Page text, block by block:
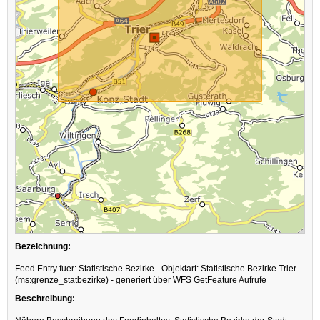
Bezeichnung:
Feed Entry fuer: Statistische Bezirke - Objektart: Statistische Bezirke Trier
(ms:grenze_statbezirke) - generiert über WFS GetFeature Aufrufe
Beschreibung: